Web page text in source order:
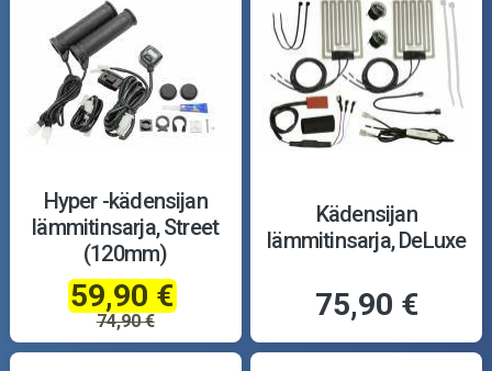
Hyper -kädensijan
lämmitinsarja, Street
(120mm)
59,90 €
74,90 €
Kädensijan
lämmitinsarja, DeLuxe
75,90 €